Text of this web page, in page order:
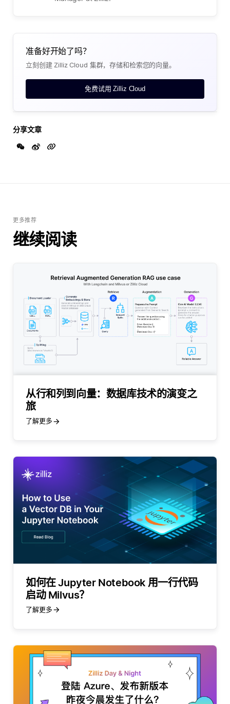
准备好开始了吗？
立刻创建 Zilliz Cloud 集群，存储和检索您的向量。
免费试用 Zilliz Cloud
分享文章
更多推荐
继续阅读
从行和列到向量：数据库技术的演变之
旅
了解更多
如何在 Jupyter Notebook 用一行代码
启动 Milvus？
了解更多